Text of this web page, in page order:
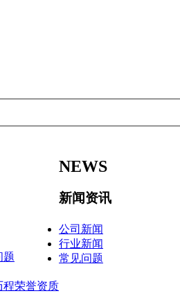
题
程荣誉资质
NEWS
新闻资讯
公司新闻
行业新闻
常见问题